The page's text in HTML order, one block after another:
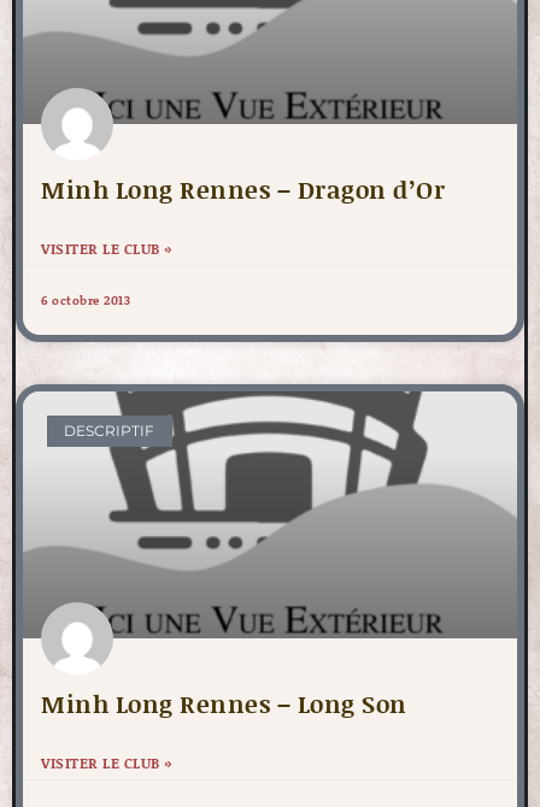
Minh Long Rennes – Dragon d’Or
VISITER LE CLUB »
6 octobre 2013
DESCRIPTIF
Minh Long Rennes – Long Son
VISITER LE CLUB »